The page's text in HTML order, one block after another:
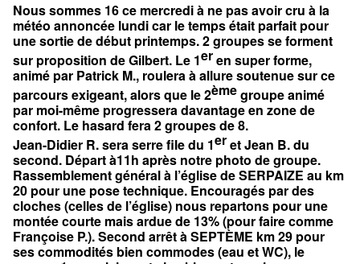
Nous sommes 16 ce mercredi à ne pas avoir cru à la
météo annoncée lundi car le temps était parfait pour
une sortie de début printemps. 2 groupes se forment
sur proposition de Gilbert. Le 1eren super forme,
animé par Patrick M., roulera à allure soutenue sur ce
parcours exigeant, alors que le 2èmegroupe animé
par moi-même progressera davantage en zone de
confort. Le hasard fera 2 groupes de 8.
Jean-Didier R. sera serre file du 1eret Jean B. du
second. Départ à11h après notre photo de groupe.
Rassemblement général à l’église de SERPAIZE au km
20 pour une pose technique. Encouragés par des
cloches (celles de l’église) nous repartons pour une
montée courte mais ardue de 13% (pour faire comme
Françoise P.). Second arrêt à SEPTÈME km 29 pour
ses commodités bien commodes (eau et WC), le